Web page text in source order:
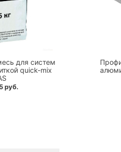
для систем
quick-mix
руб.